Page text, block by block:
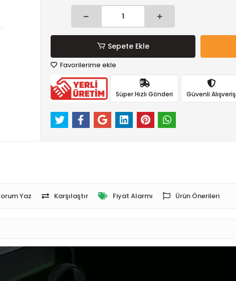
Sepete Ekle
Favorilerime ekle
Süper Hızlı Gönderi Güvenli Alışveriş
Yaz Karşılaştır Fiyat Alarmı Ürün Önerileri